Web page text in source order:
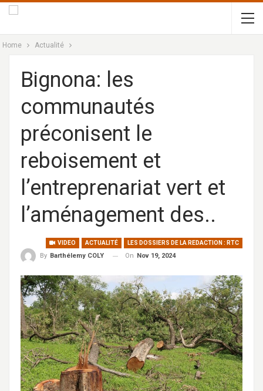
Home Actualité
Bignona: les
communautés
préconisent le
reboisement et
l’entreprenariat vert et
l’aménagement des..
VIDEO ACTUALITÉ LES DOSSIERS DE LA REDACTION : RTC
By Barthélemy COLY On Nov 19, 2024